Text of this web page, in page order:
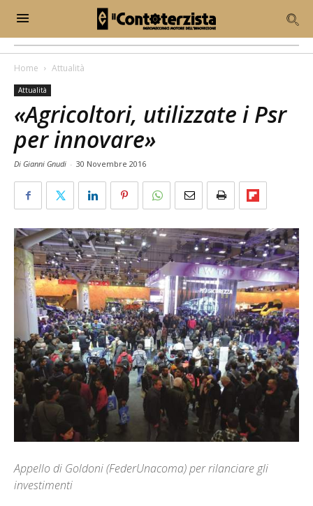
Home Attualità
Attualità
«Agricoltori, utilizzate i Psr
per innovare»
Di Gianni Gnudi - 30 Novembre 2016
Appello di Goldoni (FederUnacoma) per rilanciare gli
investimenti